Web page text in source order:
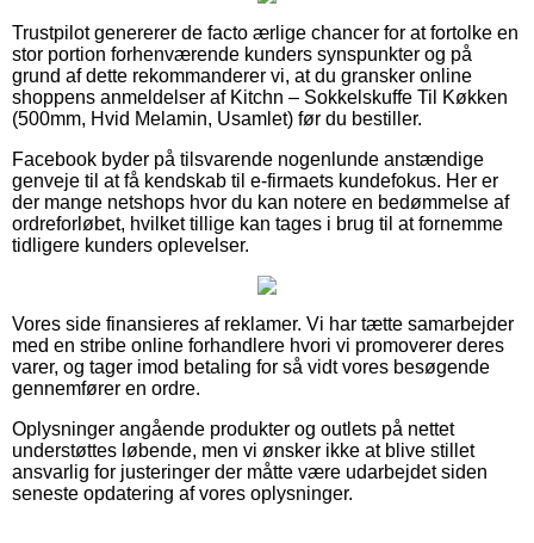
Trustpilot genererer de facto ærlige chancer for at fortolke en
stor portion forhenværende kunders synspunkter og på
grund af dette rekommanderer vi, at du gransker online
shoppens anmeldelser af Kitchn – Sokkelskuffe Til Køkken
(500mm, Hvid Melamin, Usamlet) før du bestiller.
Facebook byder på tilsvarende nogenlunde anstændige
genveje til at få kendskab til e-firmaets kundefokus. Her er
der mange netshops hvor du kan notere en bedømmelse af
ordreforløbet, hvilket tillige kan tages i brug til at fornemme
tidligere kunders oplevelser.
Vores side finansieres af reklamer. Vi har tætte samarbejder
med en stribe online forhandlere hvori vi promoverer deres
varer, og tager imod betaling for så vidt vores besøgende
gennemfører en ordre.
Oplysninger angående produkter og outlets på nettet
understøttes løbende, men vi ønsker ikke at blive stillet
ansvarlig for justeringer der måtte være udarbejdet siden
seneste opdatering af vores oplysninger.